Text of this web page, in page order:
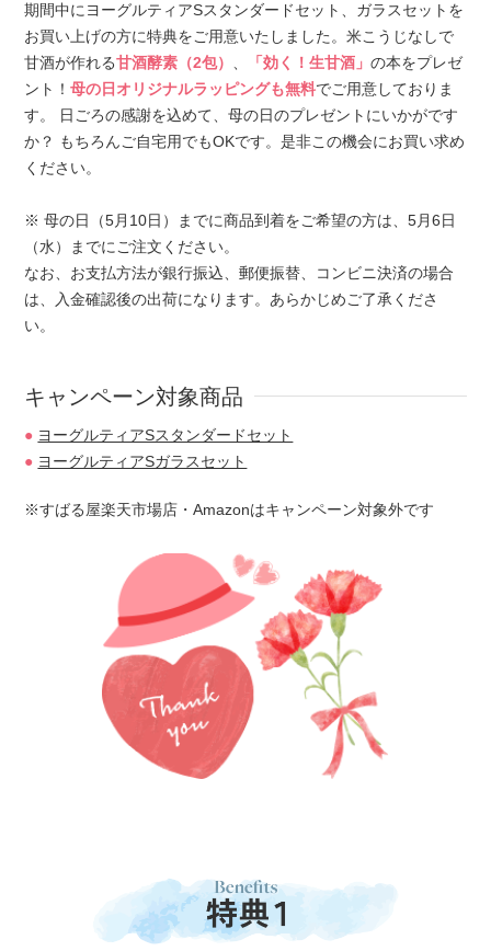
期間中にヨーグルティアSスタンダードセット、ガラスセットを
お買い上げの方に特典をご用意いたしました。米こうじなしで
甘酒が作れる甘酒酵素（2包） 「効く！生甘酒」の本をプレゼ
ント！母の日オリジナルラッピングも無料でご用意しておりま
す。 日ごろの感謝を込めて、母の日のプレゼントにいかがです
か？ もちろんご自宅用でもOKです。是非この機会にお買い求め
ください。
※ 母の日（5月10日）までに商品到着をご希望の方は、5月6日
（水）までにご注文ください。
なお、お支払方法が銀行振込、郵便振替、コンビニ決済の場合
は、入金確認後の出荷になります。 あらかじめご了承くださ
い。
キャンペーン対象商品
ヨーグルティアSスタンダードセット
ヨーグルティアSガラスセット
※すばる屋楽天市場店・Amazonはキャンペーン対象外です